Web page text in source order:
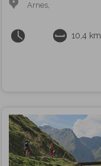
Arnes,
10,4 km